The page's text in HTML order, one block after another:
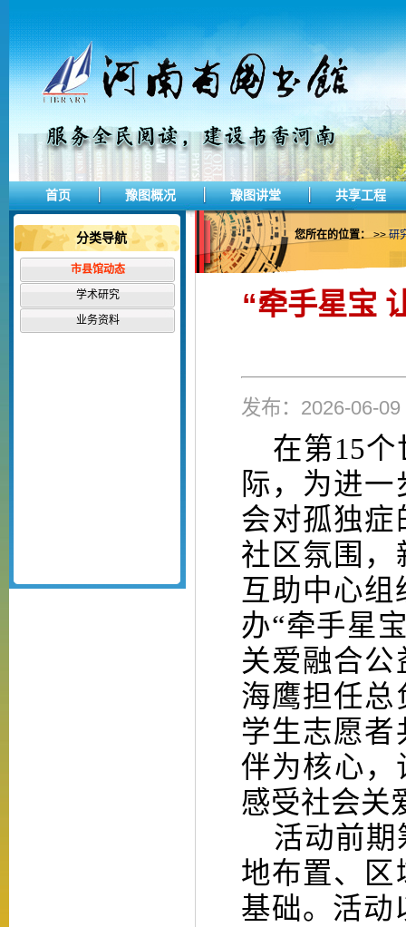
首页 豫图概况 豫图讲堂 共享工程
分类导航
市县馆动态
学术研究
业务资料
您所在的位置：>>研
“牵手星宝
发布：2026-06-
在第15
际，为进
会对孤独症
社区氛围，
互助中心组
办“牵手星
关爱融合
海鹰担任总
学生志愿
伴为核心，
感受社会关
活动前期
地布置、区
基础。活动